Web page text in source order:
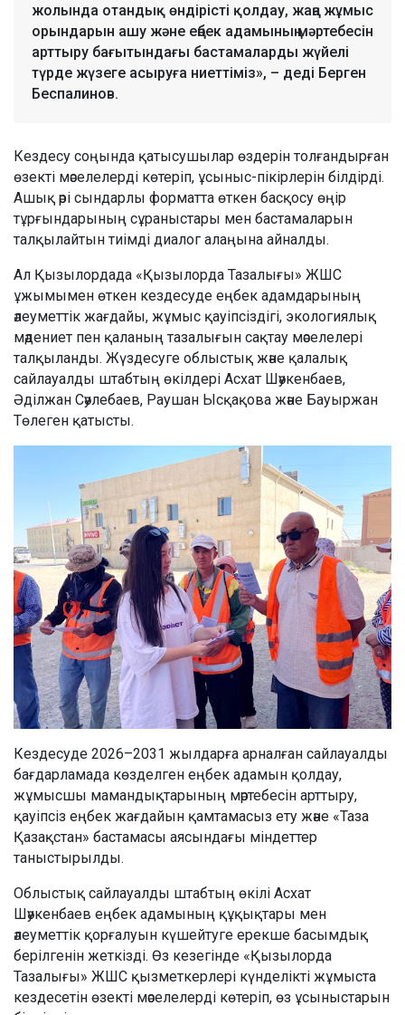
жолында отандық өндірісті қолдау, жаңа жұмыс
орындарын ашу және еңбек адамының мәртебесін
арттыру бағытындағы бастамаларды жүйелі
түрде жүзеге асыруға ниеттіміз», – деді Берген
Беспалинов.
Кездесу соңында қатысушылар өздерін толғандырған
өзекті мәселелерді көтеріп, ұсыныс-пікірлерін білдірді.
Ашық әрі сындарлы форматта өткен басқосу өңір
тұрғындарының сұраныстары мен бастамаларын
талқылайтын тиімді диалог алаңына айналды.
Ал Қызылордада «Қызылорда Тазалығы» ЖШС
ұжымымен өткен кездесуде еңбек адамдарының
әлеуметтік жағдайы, жұмыс қауіпсіздігі, экологиялық
мәдениет пен қаланың тазалығын сақтау мәселелері
талқыланды. Жүздесуге облыстық және қалалық
сайлауалды штабтың өкілдері Асхат Шәукенбаев,
Әділжан Сәулебаев, Раушан Ысқақова және Бауыржан
Төлеген қатысты.
Кездесуде 2026–2031 жылдарға арналған сайлауалды
бағдарламада көзделген еңбек адамын қолдау,
жұмысшы мамандықтарының мәртебесін арттыру,
қауіпсіз еңбек жағдайын қамтамасыз ету және «Таза
Қазақстан» бастамасы аясындағы міндеттер
таныстырылды.
Облыстық сайлауалды штабтың өкілі Асхат
Шәукенбаев еңбек адамының құқықтары мен
әлеуметтік қорғалуын күшейтуге ерекше басымдық
берілгенін жеткізді. Өз кезегінде «Қызылорда
Тазалығы» ЖШС қызметкерлері күнделікті жұмыста
кездесетін өзекті мәселелерді көтеріп, өз ұсыныстарын